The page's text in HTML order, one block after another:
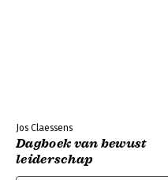
Jos Claessens
Dagboek van bewust
leiderschap